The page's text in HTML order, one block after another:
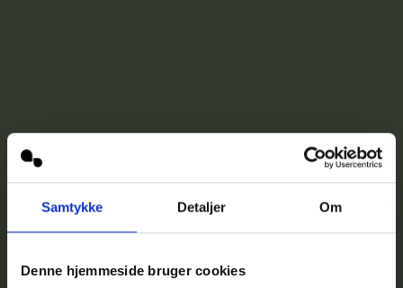
Samtykke Detaljer Om
Denne hjemmeside bruger cookies